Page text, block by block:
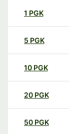
1 PGK
5 PGK
10 PGK
20 PGK
50 PGK